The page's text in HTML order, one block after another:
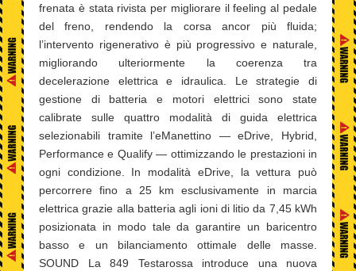
frenata è stata rivista per migliorare il feeling al pedale
del freno, rendendo la corsa ancor più fluida;
l’intervento rigenerativo è più progressivo e naturale,
migliorando ulteriormente la coerenza tra
decelerazione elettrica e idraulica. Le strategie di
gestione di batteria e motori elettrici sono state
calibrate sulle quattro modalità di guida elettrica
selezionabili tramite l’eManettino — eDrive, Hybrid,
Performance e Qualify — ottimizzando le prestazioni in
ogni condizione. In modalità eDrive, la vettura può
percorrere fino a 25 km esclusivamente in marcia
elettrica grazie alla batteria agli ioni di litio da 7,45 kWh
posizionata in modo tale da garantire un baricentro
basso e un bilanciamento ottimale delle masse.
SOUND La 849 Testarossa introduce una nuova